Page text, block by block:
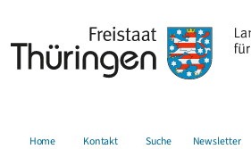
Home Kontakt Suche Newsletter